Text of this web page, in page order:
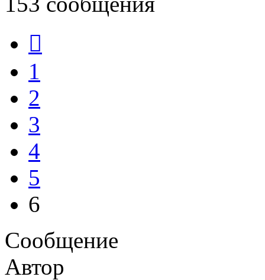
1
2
3
4
5
6
Сообщение
Автор